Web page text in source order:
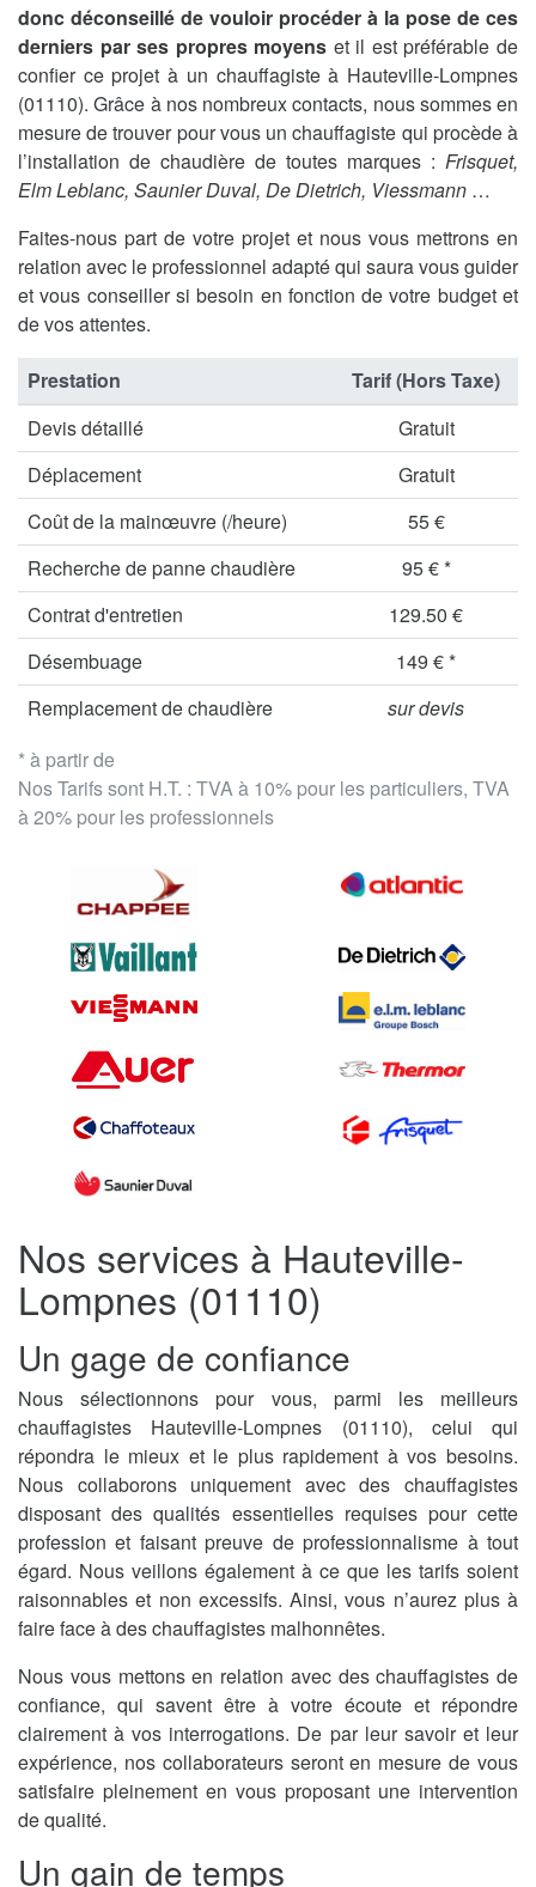
donc déconseillé de vouloir procéder à la pose de ces
derniers par ses propres moyens et il est préférable de
confier ce projet à un chauffagiste à Hauteville-Lompnes
(01110). Grâce à nos nombreux contacts, nous sommes en
mesure de trouver pour vous un chauffagiste qui procède à
l’installation de chaudière de toutes marques : Frisquet,
Elm Leblanc, Saunier Duval, De Dietrich, Viessmann …
Faites-nous part de votre projet et nous vous mettrons en
relation avec le professionnel adapté qui saura vous guider
et vous conseiller si besoin en fonction de votre budget et
de vos attentes.
* à partir de
Nos Tarifs sont H.T. : TVA à 10% pour les particuliers, TVA
à 20% pour les professionnels
Prestation
Tarif (Hors Taxe)
Devis détaillé
Gratuit
Déplacement
Gratuit
Coût de la mainœuvre (/heure)
55 €
Recherche de panne chaudière
95 € *
Contrat d'entretien
129.50 €
Désembuage
149 € *
Remplacement de chaudière
sur devis
Nos services à Hauteville-
Lompnes (01110)
Un gage de confiance
Nous sélectionnons pour vous, parmi les meilleurs
chauffagistes Hauteville-Lompnes (01110), celui qui
répondra le mieux et le plus rapidement à vos besoins.
Nous collaborons uniquement avec des chauffagistes
disposant des qualités essentielles requises pour cette
profession et faisant preuve de professionnalisme à tout
égard. Nous veillons également à ce que les tarifs soient
raisonnables et non excessifs. Ainsi, vous n’aurez plus à
faire face à des chauffagistes malhonnêtes.
Nous vous mettons en relation avec des chauffagistes de
confiance, qui savent être à votre écoute et répondre
clairement à vos interrogations. De par leur savoir et leur
expérience, nos collaborateurs seront en mesure de vous
satisfaire pleinement en vous proposant une intervention
de qualité.
Un gain de temps